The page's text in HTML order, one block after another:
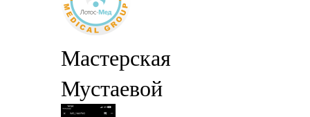
Мастерская
Мустаевой